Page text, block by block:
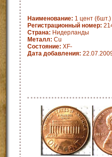
Наименование: 1 цент (6шт.)
Регистрационный номер:
Страна: Нидерланды
Металл: Cu
Состояние: XF-
Дата добавления: